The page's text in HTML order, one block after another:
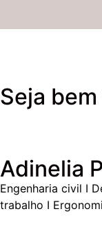
Seja
Adinelia
Engenharia civil I
trabalho I